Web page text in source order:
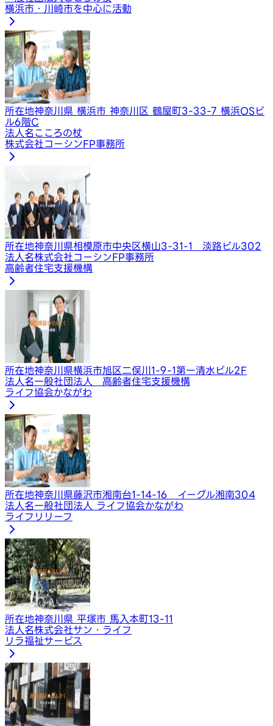
横浜市・川崎市を中心に活動
所在地神奈川県 横浜市 神奈川区 鶴屋町3-33-7 横浜OSビ
ル6階C
法人名 こころの杖
株式会社コーシンFP事務所
所在地神奈川県相模原市中央区横山3-31-1 淡路ビル302
法人名株式会社コーシンFP事務所
高齢者住宅支援機構
所在地神奈川県横浜市旭区二俣川1-9-1第一清水ビル2F
法人名一般社団法人 高齢者住宅支援機構
ライフ協会かながわ
所在地神奈川県藤沢市湘南台1-14-16 イーグル湘南304
法人名一般社団法人 ライフ協会かながわ
ライフリリーフ
所在地神奈川県 平塚市 馬入本町13-11
法人名株式会社サン・ライフ
リラ福祉サービス